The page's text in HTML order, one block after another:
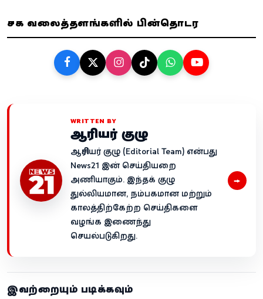
சமூக வலைத்தளங்களில் பின்தொடர
WRITTEN BY
ஆசிரியர் குழு
ஆசிரியர் குழு (Editorial Team) என்பது
News21 இன் செய்தியறை
அணியாகும். இந்தக் குழு
துல்லியமான, நம்பகமான மற்றும்
காலத்திற்கேற்ற செய்திகளை
வழங்க இணைந்து
செயல்படுகிறது.
→
இவற்றையும் படிக்கவும்